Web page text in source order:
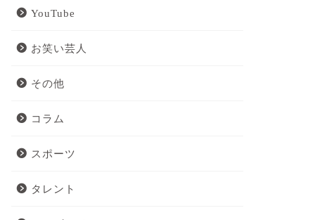
YouTube
お笑い芸人
その他
コラム
スポーツ
タレント